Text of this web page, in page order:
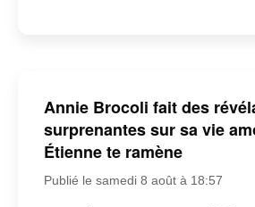
Annie Brocoli fait des
surprenantes sur sa vie
Étienne te ramène
Publié le samedi 8 août à 18:57